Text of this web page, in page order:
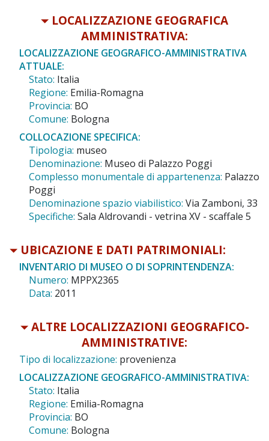
LOCALIZZAZIONE GEOGRAFICA
AMMINISTRATIVA:
LOCALIZZAZIONE GEOGRAFICO-AMMINISTRATIVA
ATTUALE:
Stato: Italia
Regione: Emilia-Romagna
Provincia: BO
Comune: Bologna
COLLOCAZIONE SPECIFICA:
Tipologia: museo
Denominazione: Museo di Palazzo Poggi
Complesso monumentale di appartenenza: Palazzo
Poggi
Denominazione spazio viabilistico: Via Zamboni, 33
Specifiche: Sala Aldrovandi - vetrina XV - scaffale 5
UBICAZIONE E DATI PATRIMONIALI:
INVENTARIO DI MUSEO O DI SOPRINTENDENZA:
Numero: MPPX2365
Data: 2011
ALTRE LOCALIZZAZIONI GEOGRAFICO-
AMMINISTRATIVE:
Tipo di localizzazione: provenienza
LOCALIZZAZIONE GEOGRAFICO-AMMINISTRATIVA:
Stato: Italia
Regione: Emilia-Romagna
Provincia: BO
Comune: Bologna